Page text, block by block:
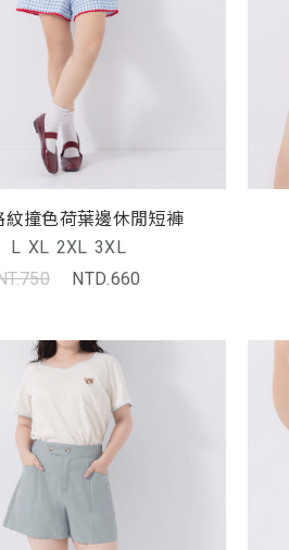
紋撞色荷葉邊休閒短褲
L XL 2XL 3XL
NTD.660